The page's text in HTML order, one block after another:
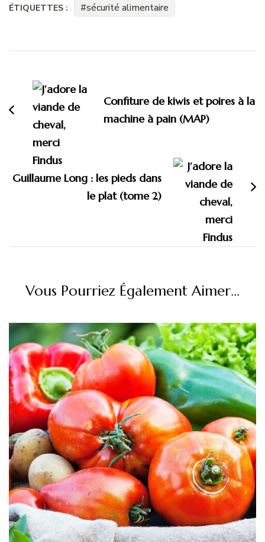
ÉTIQUETTES : sécurité alimentaire
d'article
Confiture de kiwis et poires à la
machine à pain (MAP)
Guillaume Long : les pieds dans
le plat (tome 2)
Vous Pourriez Également Aimer...